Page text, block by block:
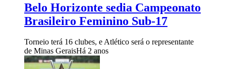
Belo Horizonte sedia Campeonato
Brasileiro Feminino Sub-17
Torneio terá 16 clubes, e Atlético será o representante
de Minas GeraisHá 2 anos